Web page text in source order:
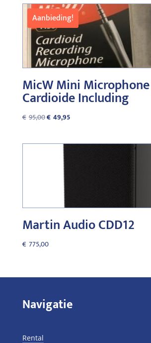
Aanbieding!
MicW Mini Microphone
Cardioide Including
€ 95,00Oorspronkelijke
€95,00.
€ 49,95Huidige
Martin Audio CDD12
€ 775,00
Navigatie
Rental